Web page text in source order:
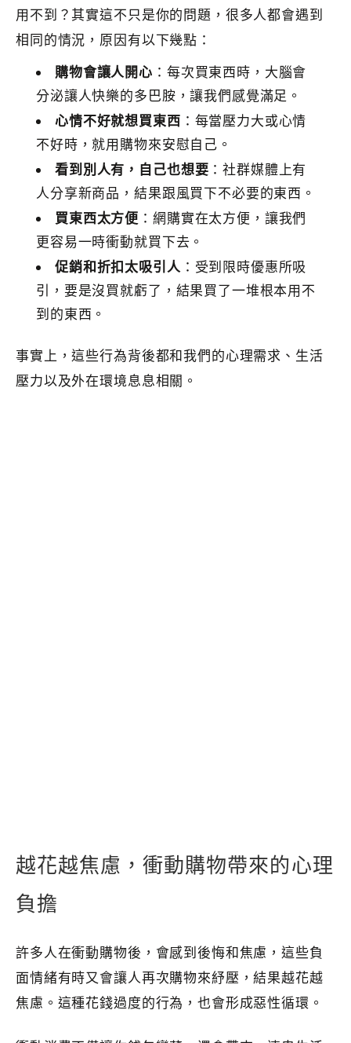
用不到？其實這不只是你的問題，很多人都會遇到
相同的情況，原因有以下幾點：
購物會讓人開心 ：每次買東西時，大腦會
分泌讓人快樂的多巴胺，讓我們感覺滿足。
心情不好就想買東西 ：每當壓力大或心情
不好時，就用購物來安慰自己。
看到別人有，自己也想要 ：社群媒體上有
人分享新商品，結果跟風買下不必要的東西。
買東西太方便 ：網購實在太方便，讓我們
更容易一時衝動就買下去。
促銷和折扣太吸引人：受到限時優惠所吸
引，要是沒買就虧了，結果買了一堆根本用不
到的東西。
事實上，這些行為背後都和我們的心理需求、生活
壓力以及外在環境息息相關。
越花越焦慮，衝動購物帶來的心理
負擔
許多人在衝動購物後，會感到後悔和焦慮，這些負
面情緒有時又會讓人再次購物來紓壓，結果越花越
焦慮。這種花錢過度的行為，也會形成惡性循環。